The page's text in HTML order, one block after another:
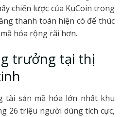
chiến lược của KuCoin trong
thanh toán hiện có để thúc
hóa rộng rãi hơn.
trưởng tại thị
tài sản mã hóa lớn nhất khu
26 triệu người dùng tích cực,